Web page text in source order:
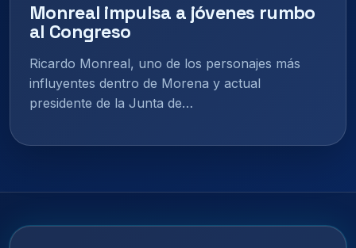
Monreal impulsa a jóvenes rumbo
al Congreso
Ricardo Monreal, uno de los personajes más
influyentes dentro de Morena y actual
presidente de la Junta de…